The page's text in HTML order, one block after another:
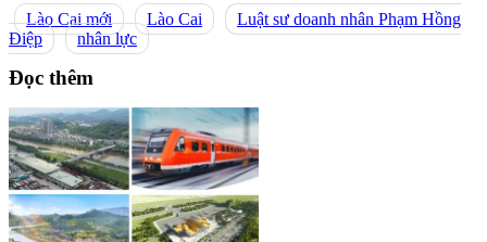
Lào Cai mới
Lào Cai
Luật sư doanh nhân Phạm Hồng
Điệp
nhân lực
Đọc thêm